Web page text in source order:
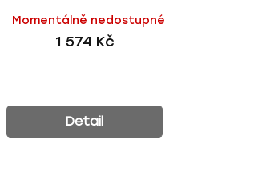
Momentálně nedostupné
1 574 Kč
Detail